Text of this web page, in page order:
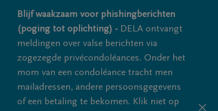
Blijf waakzaam voor phishingberichten
(poging tot oplichting) - DELA ontvangt
meldingen over valse berichten via
zogezegde privécondoléances. Onder het
mom van een condoléance tracht men
mailadressen, andere persoonsgegevens
of een betaling te bekomen. Klik niet op